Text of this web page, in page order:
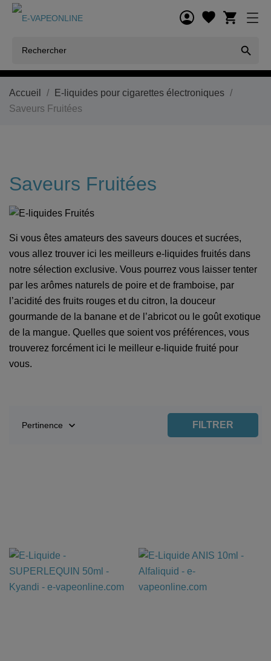
shopping_cart

Accueil
E-liquides pour cigarettes électroniques
Saveurs Fruitées
Saveurs Fruitées
Si vous êtes amateurs des saveurs douces et sucrées,
vous allez trouver ici les meilleurs e-liquides fruités dans
notre sélection exclusive. Vous pourrez vous laisser tenter
par les arômes naturels de poire et de framboise, par
l’acidité des fruits rouges et du citron, la douceur
gourmande de la banane et de l’abricot ou le goût exotique
de la mangue. Quelles que soient vos préférences, vous
trouverez forcément ici le meilleur e-liquide fruité pour
vous.
Pertinence  FILTRER